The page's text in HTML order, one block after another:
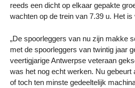
reeds een dicht op elkaar gepakte
wachten op de trein van 7.39 u. Het is
„De spoorleggers van nu zijn makke
met de spoorleggers van twintig jaar
veertigjarige Antwerpse veteraan
was het nog echt werken. Nu
of toch ten minste gedeeltelijk